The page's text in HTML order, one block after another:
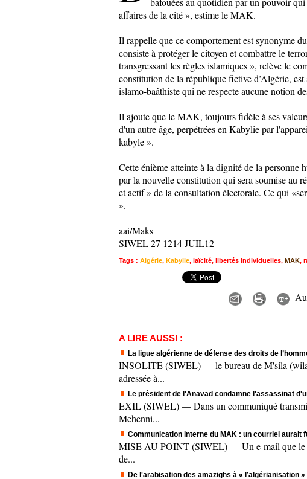
affaires de la cité », estime le MAK.
Il rappelle que ce comportement est synonyme
consiste à protéger le citoyen et combattre le
transgressant les règles islamiques », relève le
constitution de la république fictive d’Algérie,
islamo-baâthiste qui ne respecte aucune notion
Il ajoute que le MAK, toujours fidèle à ses
d'un autre âge, perpétrées en Kabylie par
kabyle ».
Cette énième atteinte à la dignité de la
par la nouvelle constitution qui sera soumise au
et actif » de la consultation électorale. Ce qui
».
aai/Maks
SIWEL 27 1214 JUIL12
Tags : Algérie, Kabylie, laïcité, libertés individuelles, MAK,
A LIRE AUSSI :
La ligue algérienne de défense des droits de
INSOLITE (SIWEL) — le bureau de M'sila
adressée à...
Le président de l'Anavad condamne l'assassinat
EXIL (SIWEL) — Dans un communiqué
Mehenni...
Communication interne du MAK : un courriel aurait
MISE AU POINT (SIWEL) — Un e-mail que le
de...
De l'arabisation des amazighs à « l’algérianisation